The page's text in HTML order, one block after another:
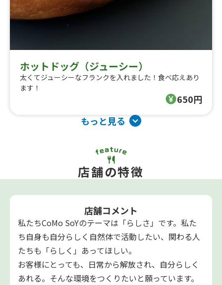
ホットドッグ（ジューシー）
太くてジューシーなフランクを入れました！食べ応えあり
ます！
650円
もっと見る
店舗の特徴
店舗コメント
私たちCoMo SoYのテーマは「らしさ」です。私た
ち自身も自分らしく自然体で活動したい、関わる人
たちも「らしく」あってほしい。
お客様にとっても、日常から解放され、自分らしく
あれる。そんな環境をつくりたいと願っています。